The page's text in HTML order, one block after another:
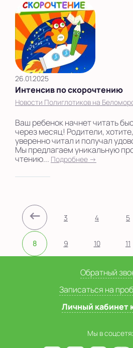
26.01.2025
Интенсив по скорочтению
Новости Полиглотиков на
Ваш ребенок начнет читать
через месяц! Родители,
уверенно читал и получал
Мы предлагаем уникальную
чтению... Подробнее →
← 3 4 5
8 9 10 11
Обратный
Записаться на
Личный кабинет
Мы в